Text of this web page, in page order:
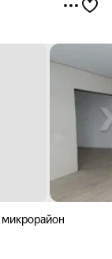
микрорайон